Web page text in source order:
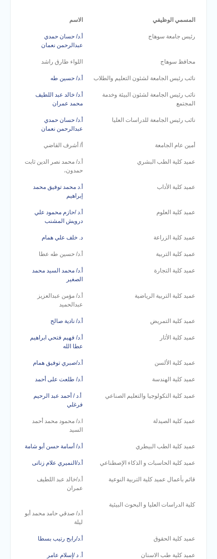
لطلاب الثانوية العامة فى أولى
أيام المرحلة الأولى للتنسيق
المسمي الوظيفي الاسم
رئيس جامعة سوهاج
أ.د/ حسان حمدي
عبدالرحمن نعمان
محافظ سوهاج اللواء طارق راشد
نائب رئيس الجامعة لشئون التعليم والطلاب أ.د/ حسين طه
نائب رئيس الجامعة لشئون البيئة وخدمة
المجتمع
أ.د/ خالد عبد اللطيف
محمد عمران
نائب رئيس الجامعة للدراسات العليا
أ.د/ حسان حمدي
عبدالرحمن نعمان
أمين عام الجامعة أ/ أشرف القاضي
عميد كلية الطب البشري
أ.د/ محمد نصر الدين ثابت
حمدون،
عميد كلية الأداب
أ.د محمد توفيق محمد
إبراهيم
عميد كلية العلوم
أ.د /حازم محمود علي
درويش المشنب
عميد كلية الزراعة د. خلف علي همام
عميد كلية التربية أ.د/ حسين طه عطا
عميد كلية التجارة
أ.د/ محمد السيد محمد
الصغير
عميد كلية التربية الرياضية
أ.د/ مؤمن عبدالعزيز
عبدالحميد
عميد كلية التمريض أ.د/ نادية صالح
عميد كلية الأثار
أ.د/ فهيم فتحي ابراهيم
عطا الله
عميد كلية الألسن أ.د/صبري توفيق همام
عميد كلية الهندسة أ.د/ طلعت على أحمد
عميد كلية التكولوجيا والتعليم الصناعي
أ.د / أحمد عبد الرحيم
فرغلي
عميد كلية الصيدلة
ا.د/ محمود محمد أحمد
السيد
عميد كلية الطب البيطري أ.د/ أسامة حسن أبو شامة
عميد كلية الحاسبات و الذكاء الإصطناعي أ.د/النميري علام زناتى
قائم بأعمال عميد كلية التربية النوعية
أ.د/خالد عبد اللطيف
عمران
كلية الدراسات العليا و البحوث البيئية
أ.د/ صدقي حامد محمد أبو
ليلة
عميد كلية الحقوق أ.د/رابح رتيب بسطا
عميد كلية طب الاسنان أ. د /إسلام عامر